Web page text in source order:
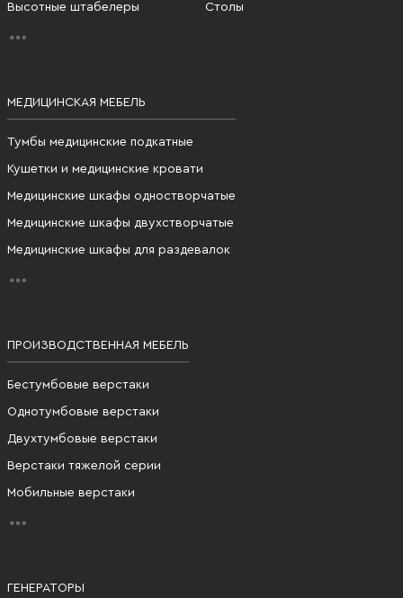
Высотные штабелеры Столы
МЕДИЦИНСКАЯ МЕБЕЛЬ
Тумбы медицинские подкатные
Кушетки и медицинские кровати
Медицинские шкафы одностворчатые
Медицинские шкафы двухстворчатые
Медицинские шкафы для раздевалок
ПРОИЗВОДСТВЕННАЯ МЕБЕЛЬ
Бестумбовые верстаки
Однотумбовые верстаки
Двухтумбовые верстаки
Верстаки тяжелой серии
Мобильные верстаки
ГЕНЕРАТОРЫ